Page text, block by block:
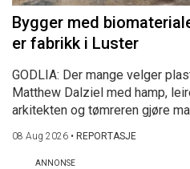
Bygger med
er fabrikk i Luster
GODLIA: Der mange velger
Matthew Dalziel med hamp,
arkitekten og tømreren gjøre
08 Aug 2026 • REPORTASJE